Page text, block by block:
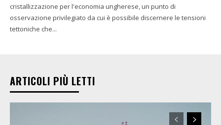
cristallizzazione per l'economia ungherese, un punto di
osservazione privilegiato da cui è possibile discernere le tensioni
tettoniche che...
ARTICOLI PIÙ LETTI